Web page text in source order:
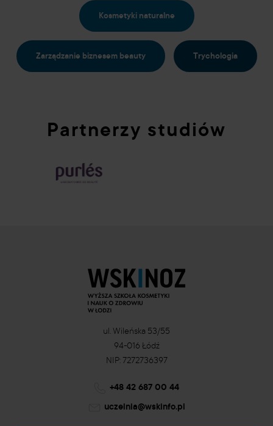
Kosmetyki naturalne
Zarządzanie biznesem beauty Trychologia
Partnerzy studiów
ul. Wileńska 53/55
94-016 Łódź
NIP: 7272736397
+48 42 687 00 44
uczelnia@wskinfo.pl